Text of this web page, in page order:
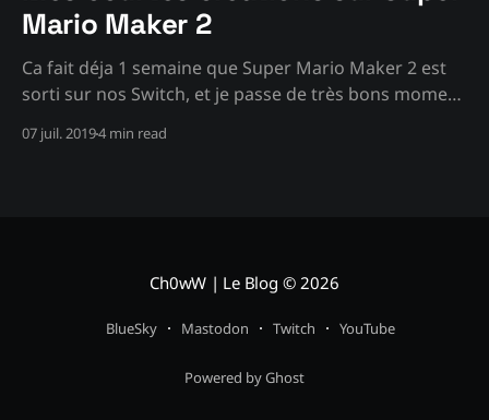
Mario Maker 2
Ca fait déja 1 semaine que Super Mario Maker 2 est
sorti sur nos Switch, et je passe de très bons moment
majeur de cet opus, c’est la création de niveaux. Etant
07 juil. 20194 min read
Ch0wW | Le Blog © 2026
BlueSky Mastodon Twitch YouTube
Powered by Ghost